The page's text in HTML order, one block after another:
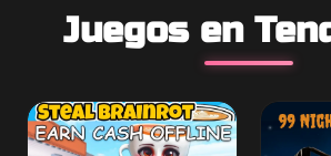
Juegos en